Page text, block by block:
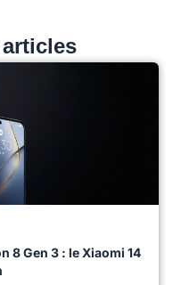
8 Gen 3 : le Xiaomi 14